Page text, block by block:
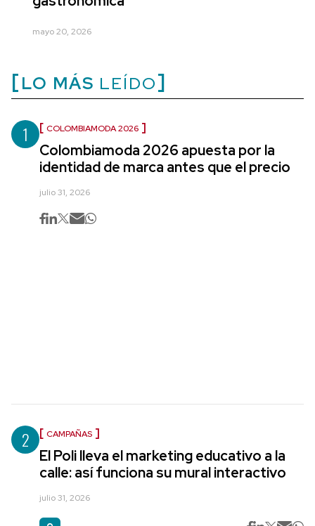
mayo 20, 2026
LO MÁS LEÍDO
1 COLOMBIAMODA 2026
Colombiamoda 2026 apuesta por la
identidad de marca antes que el precio
julio 31, 2026
2 CAMPAÑAS
El Poli lleva el marketing educativo a la
calle: así funciona su mural interactivo
julio 31, 2026